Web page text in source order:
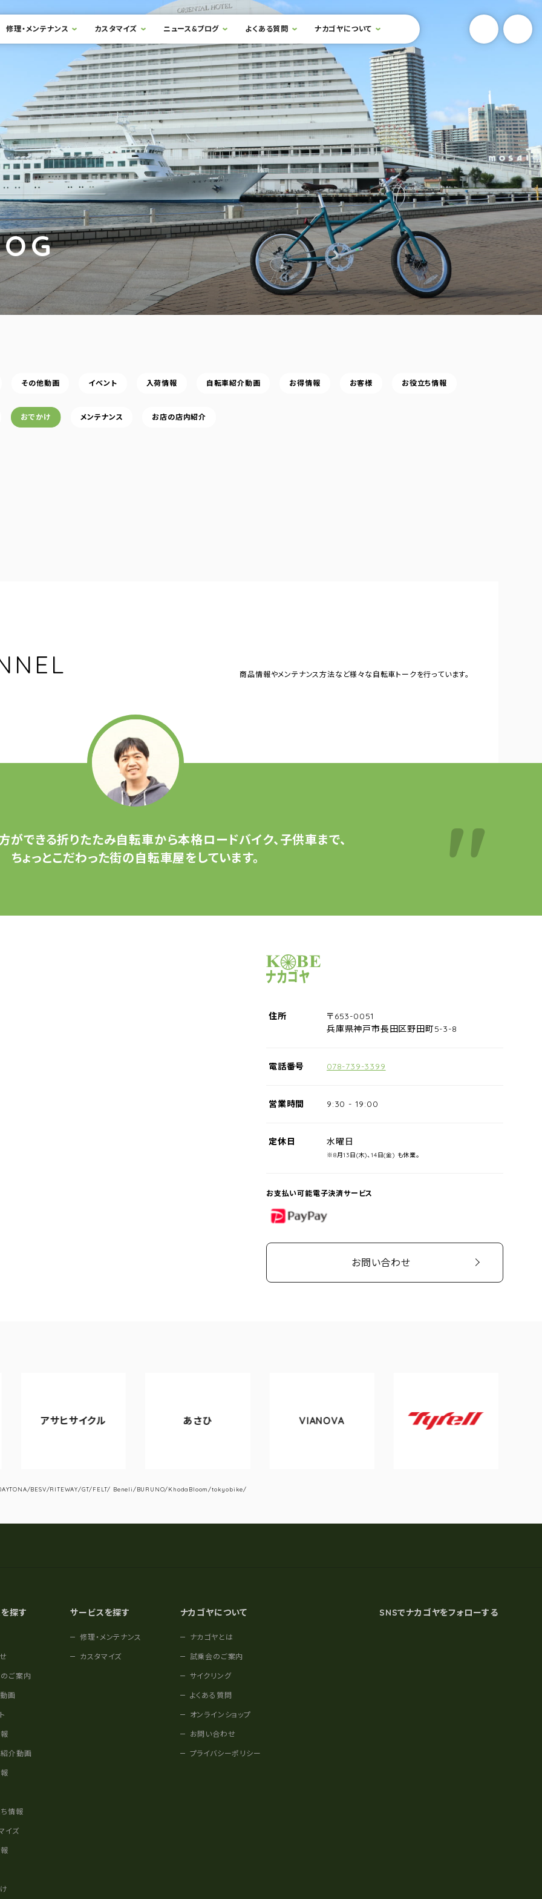
修理・メンテナンス カスタマイズ ニュース&ブログ よくある質問 ナカゴヤについて 検索フォームを開閉する YouTube
その他動画 イベント 入荷情報 自転車紹介動画 お得情報 お客様 お役立ち情報
おでかけ メンテナンス お店の店内紹介
商品情報やメンテナンス方法など様々な自転車トークを行っています。
ができる折りたたみ自転車から本格ロードバイク、子供車まで、
ちょっとこだわった街の自転車屋をしています。
サイクルショップナカゴヤ
住所
〒653-0051
兵庫県神戸市長田区野田町5-3-8
電話番号 078-739-3399
営業時間 9:30 - 19:00
定休日 水曜日
※8月13日(木)、14日(金) も休業。
お支払い可能電子決済サービス
PayPay
お問い合わせ
アサヒサイクル あさひ VIANOVA
Tyrell
BESV/RITEWAY/GT/FELT/ Beneli/BURUNO/KhodaBloom/tokyobike/
探す
ご案内
画
介動画
情報
イズ
サービスを探す
修理・メンテナンス
カスタマイズ
ナカゴヤについて
ナカゴヤとは
試乗会のご案内
サイクリング
よくある質問
オンラインショップ
お問い合わせ
プライバシーポリシー
SNSでナカゴヤをフォローする